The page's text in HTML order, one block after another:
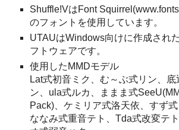
Shuffle!VはFont
のフォントを使用しています。
UTAUはWindows向けに作成され
フトウェアです。
使用したMMDモデル
Lat式初音ミク、む～ぶ式リン、底
ン、ula式ルカ、ままま式
Pack)、ケミリア式洛天依、すず式
ななみ式重音テト、Tda式改変テ